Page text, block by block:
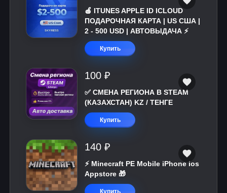
🍎 ITUNES APPLE ID ICLOUD
ПОДАРОЧНАЯ КАРТА | US США |
2 - 500 USD | АВТОВЫДАЧА ⚡️
Купить
100 ₽
✅ СМЕНА РЕГИОНА В STEAM
(КАЗАХСТАН) KZ / ТЕНГЕ
Купить
140 ₽
⚡️ Minecraft PE Mobile iPhone ios
Appstore 🎁
Купить